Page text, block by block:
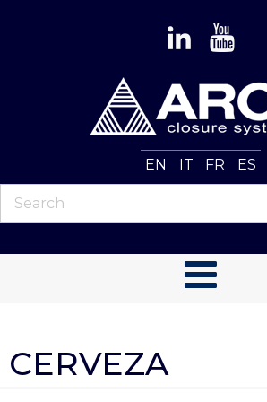
EN IT FR ES
CERVEZA